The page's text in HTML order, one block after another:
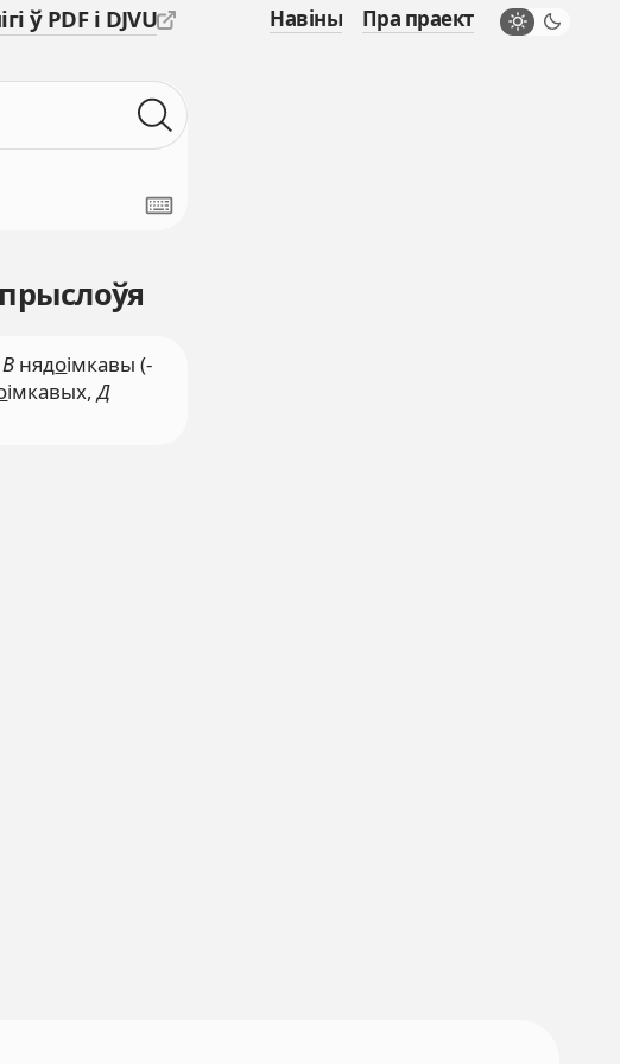
ў PDF і DJVU Навіны Пра праект
В нядоімкавы (-
імкавых,Д